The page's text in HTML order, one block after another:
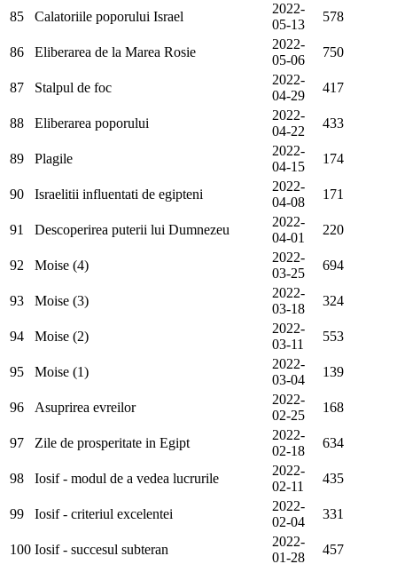
85 Calatoriile poporului Israel
2022-
05-13
578
86 Eliberarea de la Marea Rosie
2022-
05-06
750
87 Stalpul de foc
2022-
04-29
417
88 Eliberarea poporului
2022-
04-22
433
89 Plagile
2022-
04-15
174
90 Israelitii influentati de egipteni
2022-
04-08
171
91 Descoperirea puterii lui Dumnezeu
2022-
04-01
220
92 Moise (4)
2022-
03-25
694
93 Moise (3)
2022-
03-18
324
94 Moise (2)
2022-
03-11
553
95 Moise (1)
2022-
03-04
139
96 Asuprirea evreilor
2022-
02-25
168
97 Zile de prosperitate in Egipt
2022-
02-18
634
98 Iosif - modul de a vedea lucrurile
2022-
02-11
435
99 Iosif - criteriul excelentei
2022-
02-04
331
100 Iosif - succesul subteran
2022-
01-28
457